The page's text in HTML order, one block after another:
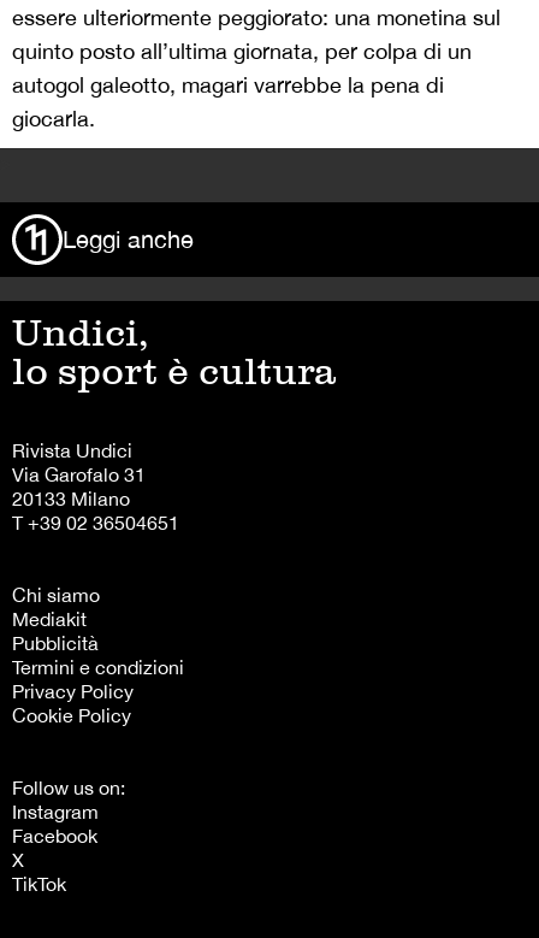
essere ulteriormente peggiorato: una monetina sul
quinto posto all’ultima giornata, per colpa di un
autogol galeotto, magari varrebbe la pena di
giocarla.
Leggi anche
Undici,
lo sport è cultura
Rivista Undici
Via Garofalo 31
20133 Milano
T +39 02 36504651
Chi siamo
Mediakit
Pubblicità
Termini e condizioni
Privacy Policy
Cookie Policy
Follow us on:
Instagram
Facebook
X
TikTok